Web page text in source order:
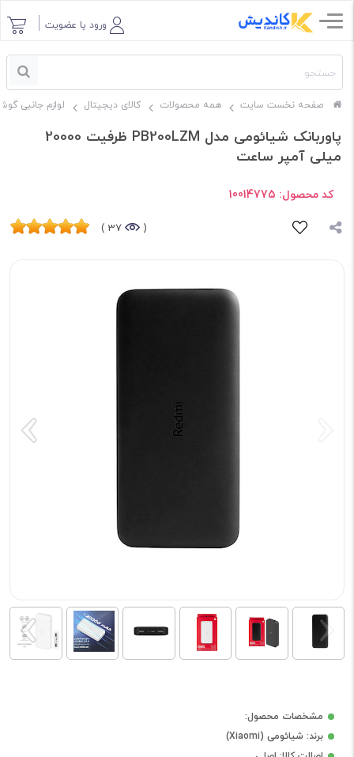
ورود یا عضویت
صفحه نخست سایت همه محصولات کالای دیجیتال لوازم جانبی
پاوربانک شیائومی مدل PB200LZM ظرفیت 20000
میلی آمپر ساعت
کد محصول: 10014775
(
37 )
مشخصات محصول:
برند: شیائومی (Xiaomi)